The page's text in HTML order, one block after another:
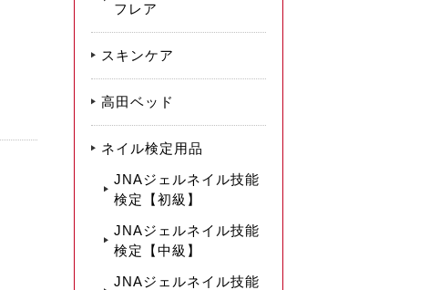
フレア
スキンケア
高田ベッド
ネイル検定用品
JNAジェルネイル技能
検定【初級】
JNAジェルネイル技能
検定【中級】
JNAジェルネイル技能